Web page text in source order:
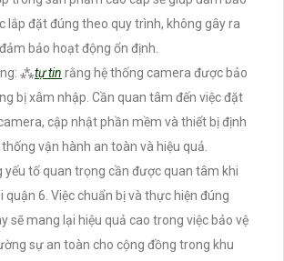
lắp đặt đúng theo quy trình, không gây ra
bảo hoạt động ổn định.
⁂tự tin rằng hệ thống camera được bảo
bị xâm nhập. Cần quan tâm đến việc đặt
cập nhật phần mềm và thiết bị định
vận hành an toàn và hiệu quả.
yếu tố quan trọng cần được quan tâm khi
quận 6. Việc chuẩn bị và thực hiện đúng
sẽ mang lại hiệu quả cao trong việc bảo vệ
sự an toàn cho cộng đồng trong khu